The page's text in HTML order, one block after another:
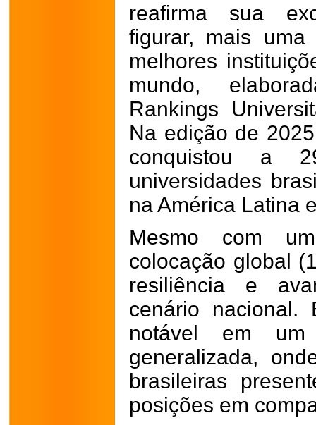
reafirma sua
figurar, mais
melhores
mundo,
Rankings
Na edição de
conquistou a
universidades
na América Latina
Mesmo com
colocação global
resiliência e
cenário
notável em um
generalizada,
brasileiras
posições em